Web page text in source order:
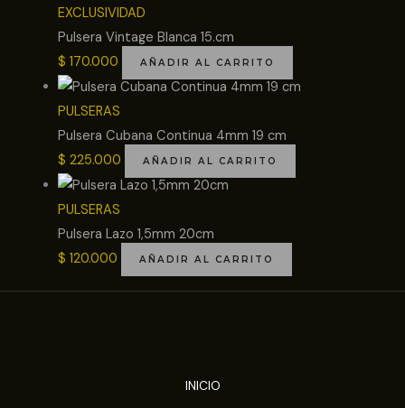
EXCLUSIVIDAD
Pulsera Vintage Blanca 15.cm
$ 170.000 AÑADIR AL CARRITO
PULSERAS
Pulsera Cubana Continua 4mm 19 cm
$ 225.000 AÑADIR AL CARRITO
PULSERAS
Pulsera Lazo 1,5mm 20cm
$ 120.000 AÑADIR AL CARRITO
INICIO